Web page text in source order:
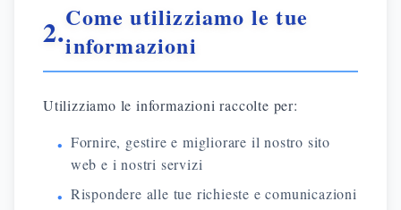
2.Come utilizziamo le tue
informazioni
Utilizziamo le informazioni raccolte per:
• Fornire, gestire e migliorare il nostro sito
web e i nostri servizi
• Rispondere alle tue richieste e comunicazioni